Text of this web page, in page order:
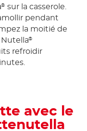
® sur la casserole.
pendant
la moitié de
®
refroidir
avec le